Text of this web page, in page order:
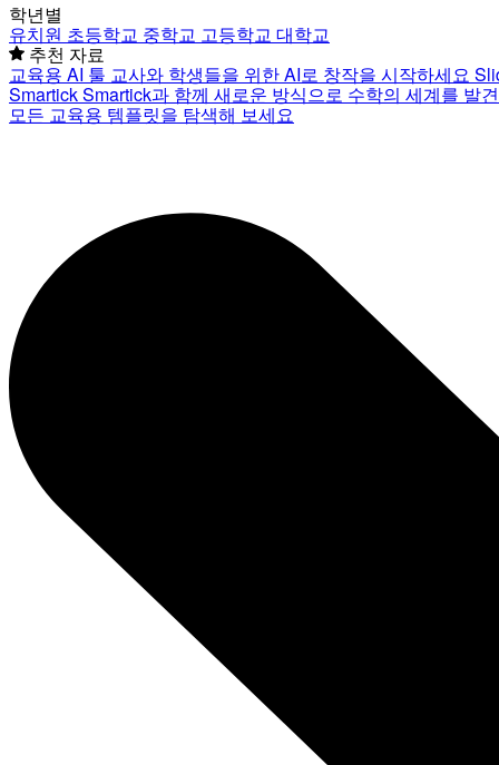
학년별
유치원 초등학교 중학교 고등학교 대학교
추천 자료
교육용 AI 툴 교사와 학생들을 위한 AI로 창작을 시작하세요
SmartickSmartick과 함께 새로운 방식으로 수학의 세계를 발
모든 교육용 템플릿을 탐색해 보세요